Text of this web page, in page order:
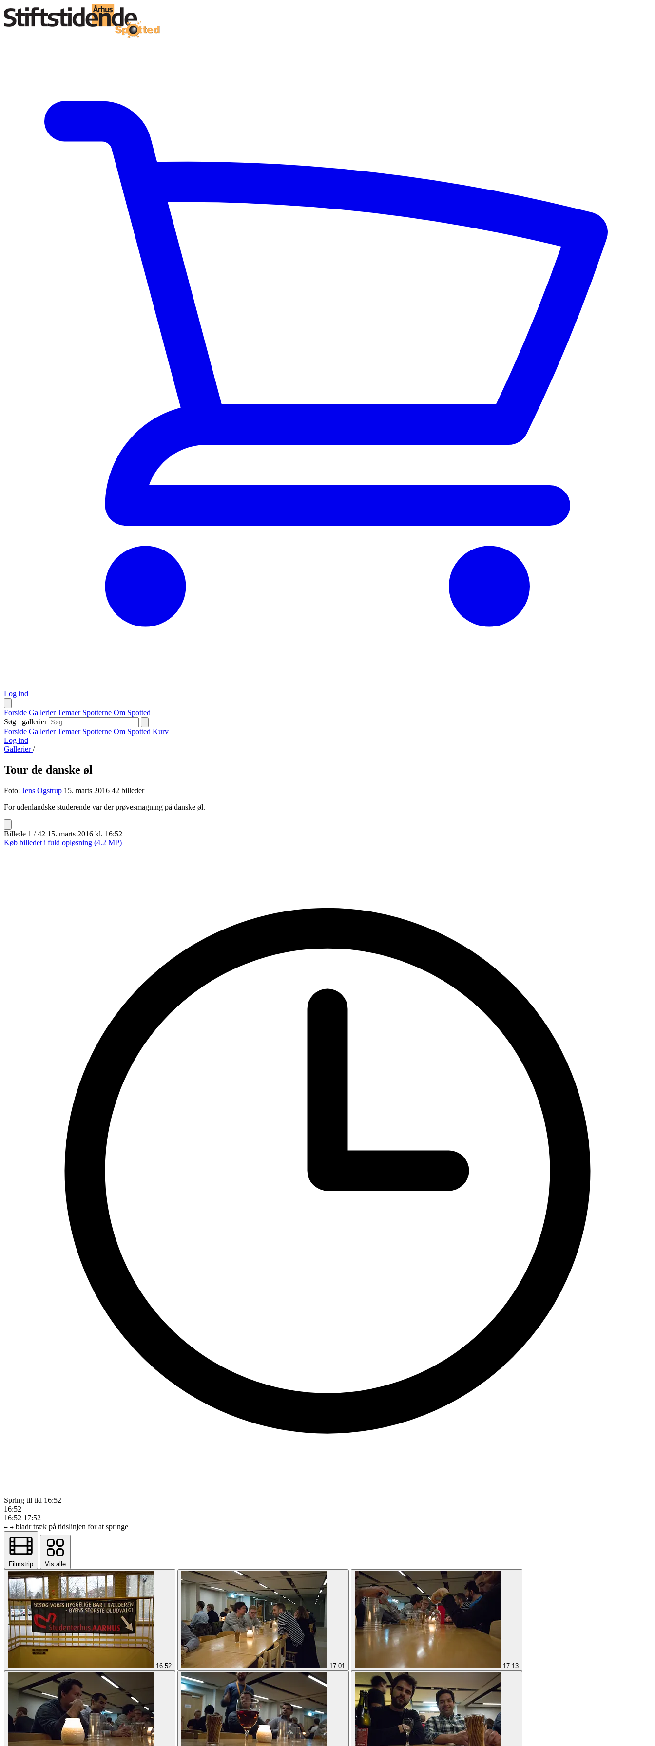
Log ind
Forside Gallerier Temaer Spotterne Om Spotted
Søg i gallerier
Forside Gallerier Temaer Spotterne Om Spotted Kurv
Log ind
Gallerier/
Tour de danske øl
Foto: Jens Ogstrup 15. marts 2016 42 billeder
For udenlandske studerende var der prøvesmagning på danske øl.
Billede 1 / 42 15. marts 2016 kl. 16:52
Køb billedet i fuld opløsning (4.2 MP)
Spring til tid 16:52
16:52
16:52 17:52
← → bladr træk på tidslinjen for at springe
Filmstrip Vis alle
16:52 17:01 17:13